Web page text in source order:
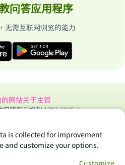
问答应用程序
无需互联网浏览的能力
网站关于主管
留所有权利 1997-2025 ©
is collected for improvement
and customize your options.
Customize